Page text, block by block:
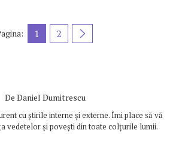
1 2
De Daniel Dumitrescu
cu știrile interne și externe. Îmi place să vă
vedetelor și povești din toate colțurile lumii.